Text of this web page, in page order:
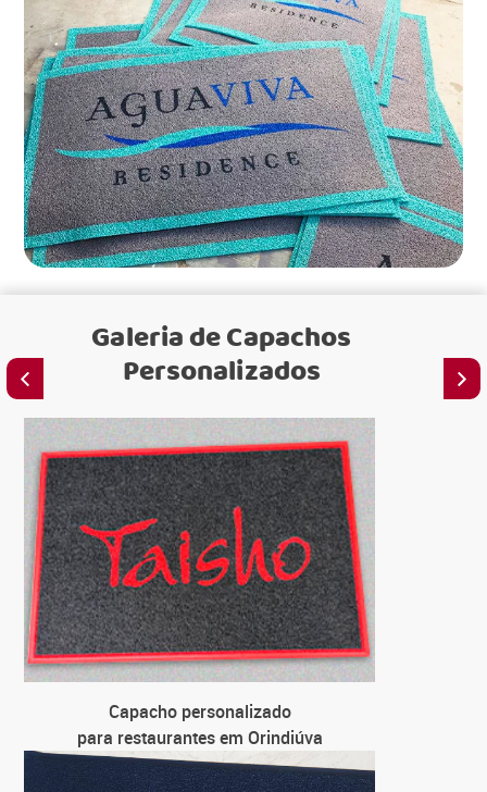
Galeria deCapachos
Personalizados
Capacho personalizado
para restaurantes em Orindiúva